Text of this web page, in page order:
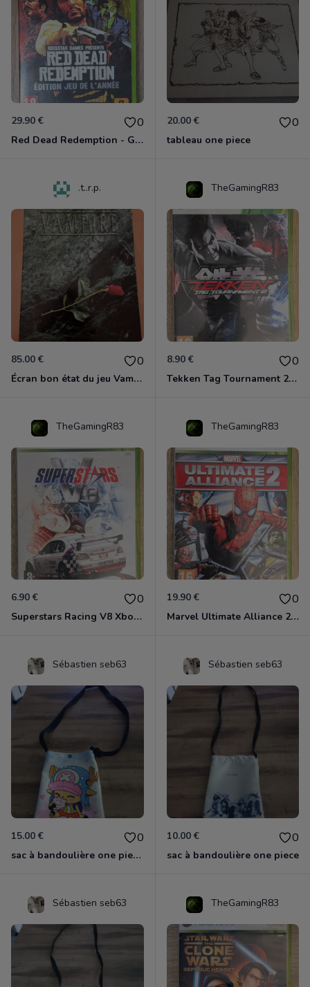
29.90 € 0
Red Dead Redemption - Game Of The Year Xbox 360
20.00 € 0
tableau one piece
.t..r.p.
85.00 € 0
Écran bon état du jeu Vampire et livre de règles « la mascarade » état d’usage
TheGamingR83
8.90 € 0
Tekken Tag Tournament 2 Xbox 360
TheGamingR83
6.90 € 0
Superstars Racing V8 Xbox 360
TheGamingR83
19.90 € 0
Marvel Ultimate Alliance 2 Xbox 360
Sébastien seb63
15.00 € 0
sac à bandoulière one piece chopper
Sébastien seb63
10.00 € 0
sac à bandoulière one piece
Sébastien seb63 TheGamingR83